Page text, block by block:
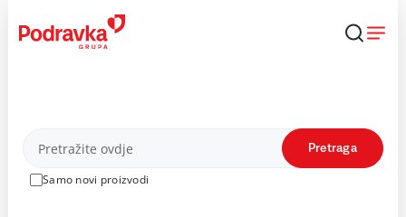
content
Proizvodi
Samo novi proizvodi
Pretraga